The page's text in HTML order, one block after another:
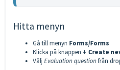
Hitta menyn
Gå till menyn Forms/Forms
Klicka på knappen + Create
Välj Evaluation questionfrån